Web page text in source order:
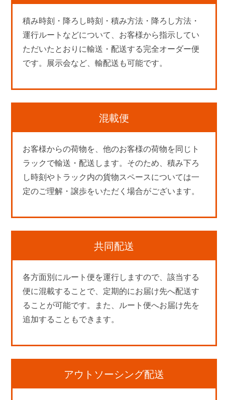
積み時刻・降ろし時刻・積み方法・降ろし方法・
運行ルートなどについて、お客様から指示してい
ただいたとおりに輸送・配送する完全オーダー便
です。展示会など、輸配送も可能です。
混載便
お客様からの荷物を、他のお客様の荷物を同じト
ラックで輸送・配送します。そのため、積み下ろ
し時刻やトラック内の貨物スペースについては一
定のご理解・譲歩をいただく場合がございます。
共同配送
各方面別にルート便を運行しますので、該当する
便に混載することで、定期的にお届け先へ配送す
ることが可能です。また、ルート便へお届け先を
追加することもできます。
アウトソーシング配送